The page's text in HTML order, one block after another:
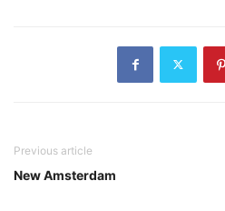
Previous article
New Amsterdam